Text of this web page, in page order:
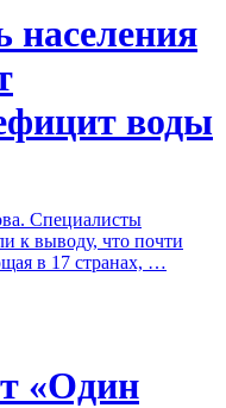
населения
воды
Специалисты
к выводу, что почти
в 17 странах, …
«Один